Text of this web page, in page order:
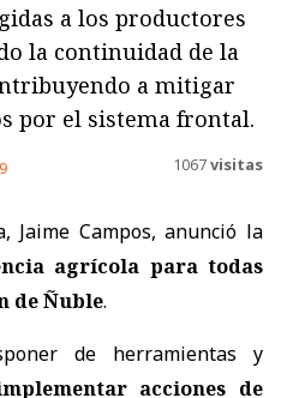
a los productores
la continuidad de la
a mitigar
por el sistema frontal.
1067visitas
Jaime Campos, anunció la
agrícola para todas
de Ñuble.
de herramientas y
acciones de